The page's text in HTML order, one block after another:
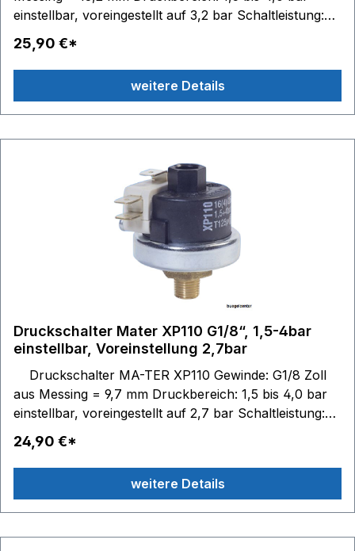
einstellbar, voreingestellt auf 3,2 bar Schaltleistung:
230V/50Hz 16(4)A Schaltzustände: 1 Wechsler (1
Öffner, 1 Schließer) Medium: Dampf Wasser Luft
leichte Öle Einsatzbereiche: Dampferzeuger
25,90 €*
weitere Details
Druckschalter Mater XP110 G1/8“, 1,5-4bar
einstellbar, Voreinstellung 2,7bar
Druckschalter MA-TER XP110 Gewinde: G1/8 Zoll
aus Messing = 9,7 mm Druckbereich: 1,5 bis 4,0 bar
einstellbar, voreingestellt auf 2,7 bar Schaltleistung:
230V/50Hz 16(4)A Schaltzustände: 1 Wechsler (1
Öffner, 1 Schließer) Medium: Dampf Wasser Luft
leichte Öle Einsatzbereiche: Dampferzeuger
24,90 €*
weitere Details